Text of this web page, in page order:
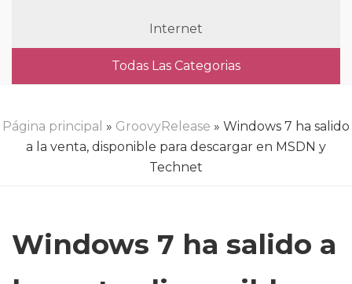
Internet
Todas Las Categorias
Página principal » GroovyRelease » Windows 7 ha salido
a la venta, disponible para descargar en MSDN y
Technet
Windows 7 ha salido a